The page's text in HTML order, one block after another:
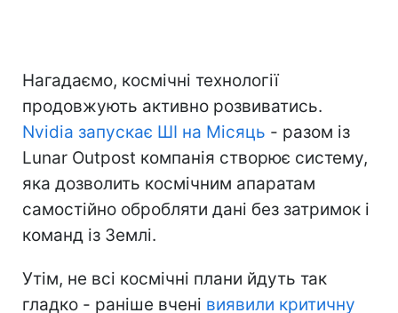
Нагадаємо, космічні технології
продовжують активно розвиватись.
Nvidia запускає ШІ на Місяць - разом із
Lunar Outpost компанія створює систему,
яка дозволить космічним апаратам
самостійно обробляти дані без затримок і
команд із Землі.
Утім, не всі космічні плани йдуть так
гладко - раніше вчені виявили критичну